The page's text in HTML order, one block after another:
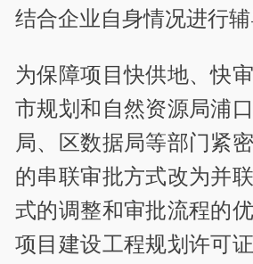
结合企业自身情况进行辅
为保障项目快供地、快
市规划和自然资源局浦
局、区数据局等部门紧
的串联审批方式改为并
式的调整和审批流程的
项目建设工程规划许可